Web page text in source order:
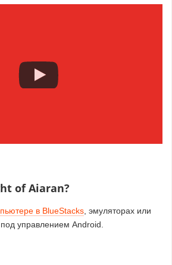
of Aiaran?
в BlueStacks, эмуляторах или
управлением Android.